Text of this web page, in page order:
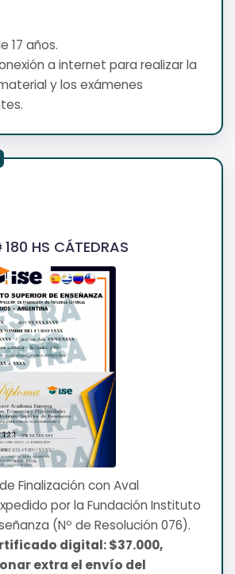
17 años.
a internet para realizar la
y los exámenes
180 HS CÁTEDRAS
Finalización con Aval
por la Fundación Instituto
(Nº de Resolución 076).
digital: $37.000,
extra el envío del